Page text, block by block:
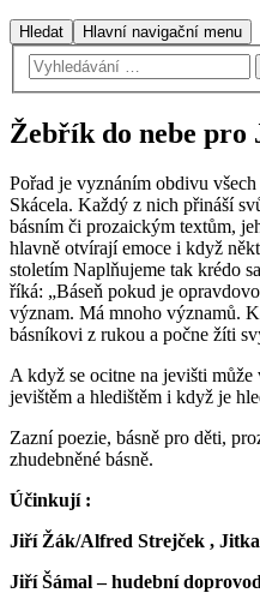
Hledat Hlavní navigační menu
Žebřík do nebe pro
Pořad je vyznáním obdivu
Skácela. Každý z nich přináší
básním či prozaickým textům,
hlavně otvírají emoce i když
stoletím Naplňujeme tak krédo
říká: „Báseň pokud je
význam. Má mnoho významů.
básníkovi z rukou a počne žíti
A když se ocitne na jevišti
jevištěm a hledištěm i když je
Zazní poezie, básně pro děti,
zhudebněné básně.
Účinkují :
Jiří Žák/Alfred Strejček ,
Jiří Šámal – hudební